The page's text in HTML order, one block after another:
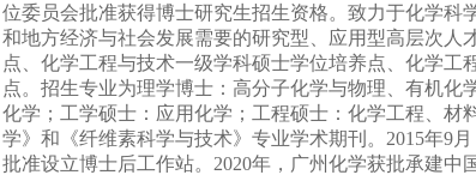
位委员会批准获得博士研究生招生资格。致力于化学科
和地方经济与社会发展需要的研究型、应用型高层次人
点、化学工程与技术一级学科硕士学位培养点、化学工
点。招生专业为理学博士：高分子化学与物理、有机化
化学；工学硕士：应用化学；工程硕士：化学工程、材
学》和《纤维素科学与技术》专业学术期刊。 2015年9月
批准设立博士后工作站。 2020年，广州化学获批承建中